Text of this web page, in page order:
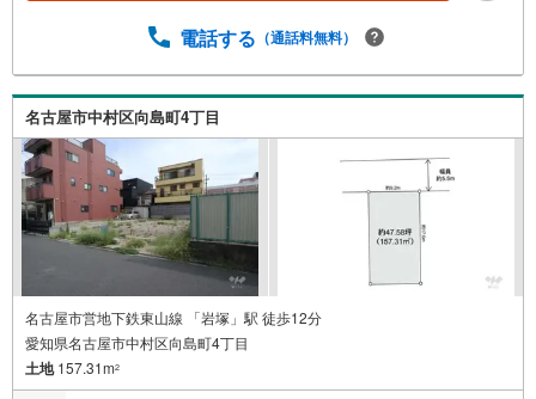
ズスペースあり◎営業時間 10:00～19:00（定休日無し） 上
軽にご連絡下さい！現地を見学される場合は「室内・現地
を見学する（無料）」ボタンよりご希望の日時をご記入い
ただけますとスムーズにご案内が可能です。
電話する （通話料無料）
名古屋市中村区向島町4丁目
名古屋市営地下鉄東山線 「岩塚」駅 徒歩12分
愛知県名古屋市中村区向島町4丁目
土地157.31m2